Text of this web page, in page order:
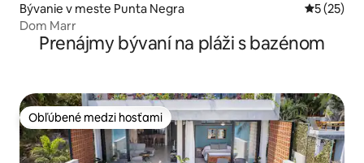
Bývanie v meste Punta Negra
5 (25)
Dom Marr
Prenájmy bývaní na pláži s bazénom
Obľúbené medzi hosťami
Obľúbené medzi hosťami